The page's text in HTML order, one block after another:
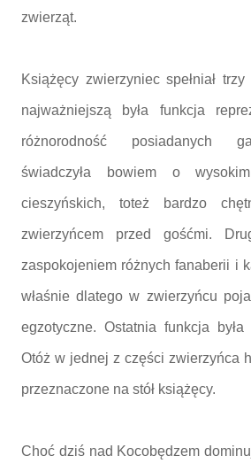
zwierząt.
Książęcy zwierzyniec spełniał
najważniejszą była funkcja
różnorodność posiadanych
świadczyła bowiem o
cieszyńskich, toteż bardzo
zwierzyńcem przed gośćmi.
zaspokojeniem różnych fanaberii i
właśnie dlatego w zwierzyńcu
egzotyczne. Ostatnia funkcja była
Otóż w jednej z części zwierzyńca
przeznaczone na stół książęcy.
Choć dziś nad Kocobędzem